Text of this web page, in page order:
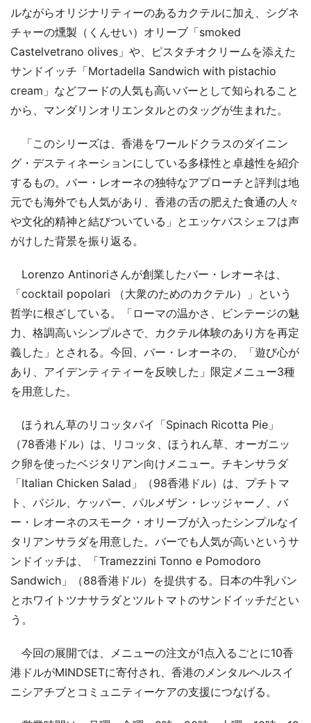
ルながらオリジナリティーのあるカクテルに加え、シグネ
チャーの燻製（くんせい）オリーブ「smoked
Castelvetrano olives」や、ピスタチオクリームを添えた
サンドイッチ「Mortadella Sandwich with pistachio
cream」などフードの人気も高いバーとして知られること
から、マンダリンオリエンタルとのタッグが生まれた。
「このシリーズは、香港をワールドクラスのダイニン
グ・デスティネーションにしている多様性と卓越性を紹介
するもの。バー・レオーネの独特なアプローチと評判は地
元でも海外でも人気があり、香港の舌の肥えた食通の人々
や文化的精神と結びついている」とエッケバスシェフは声
がけした背景を振り返る。
Lorenzo Antinoriさんが創業したバー・レオーネは、
「cocktail popolari （大衆のためのカクテル）」という
哲学に根ざしている。「ローマの温かさ、ビンテージの魅
力、格調高いシンプルさで、カクテル体験のあり方を再定
義した」とされる。今回、バー・レオーネの、「遊び心が
あり、アイデンティティーを反映した」限定メニュー3種
を用意した。
ほうれん草のリコッタパイ「Spinach Ricotta Pie」
（78香港ドル）は、リコッタ、ほうれん草、オーガニッ
ク卵を使ったベジタリアン向けメニュー。チキンサラダ
「Italian Chicken Salad」（98香港ドル）は、プチトマ
ト、バジル、ケッパー、パルメザン・レッジャーノ、バ
ー・レオーネのスモーク・オリーブが入ったシンプルなイ
タリアンサラダを用意した。バーでも人気が高いというサ
ンドイッチは、「Tramezzini Tonno e Pomodoro
Sandwich」（88香港ドル）を提供する。日本の牛乳パン
とホワイトツナサラダとツルトマトのサンドイッチだとい
う。
今回の展開では、メニューの注文が1点入るごとに10香
港ドルがMINDSETに寄付され、香港のメンタルヘルスイ
ニシアチブとコミュニティーケアの支援につなげる。